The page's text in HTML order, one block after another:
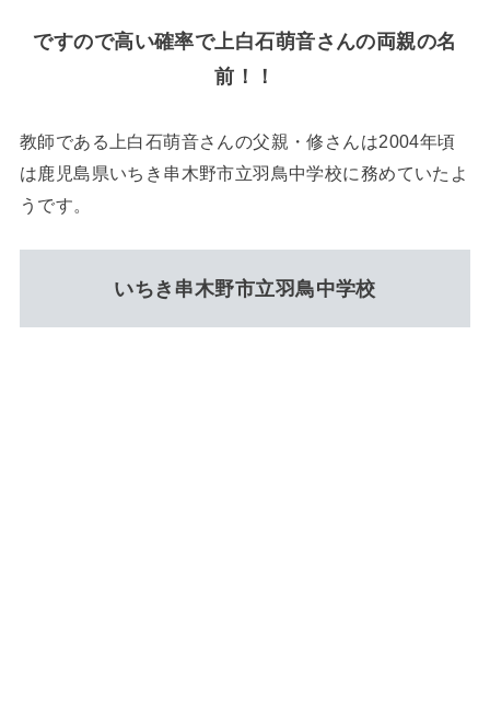
ですので高い確率で上白石萌音さんの両親の名
前！！
教師である上白石萌音さんの父親・修さんは2004年頃
は鹿児島県いちき串木野市立羽鳥中学校に務めていたよ
うです。
いちき串木野市立羽鳥中学校